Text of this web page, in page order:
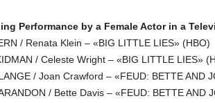
Performance by a Female Actor in a
/ Renata Klein – «BIG LITTLE LIES» (HBO)
/ Celeste Wright – «BIG LITTLE LIES»
/ Joan Crawford – «FEUD: BETTE AND
/ Bette Davis – «FEUD: BETTE AND